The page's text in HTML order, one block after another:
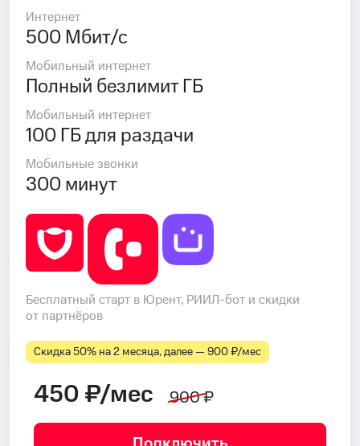
Интернет
500 Мбит/с
Мобильный интернет
Полный безлимит ГБ
Мобильный интернет
100 ГБ для раздачи
Мобильные звонки
300 минут
Бесплатный старт в Юрент, РИИЛ-бот и скидки
от партнёров
Скидка 50% на 2 месяца, далее — 900 ₽⁠/⁠мес
450 ₽/мес 900 ₽